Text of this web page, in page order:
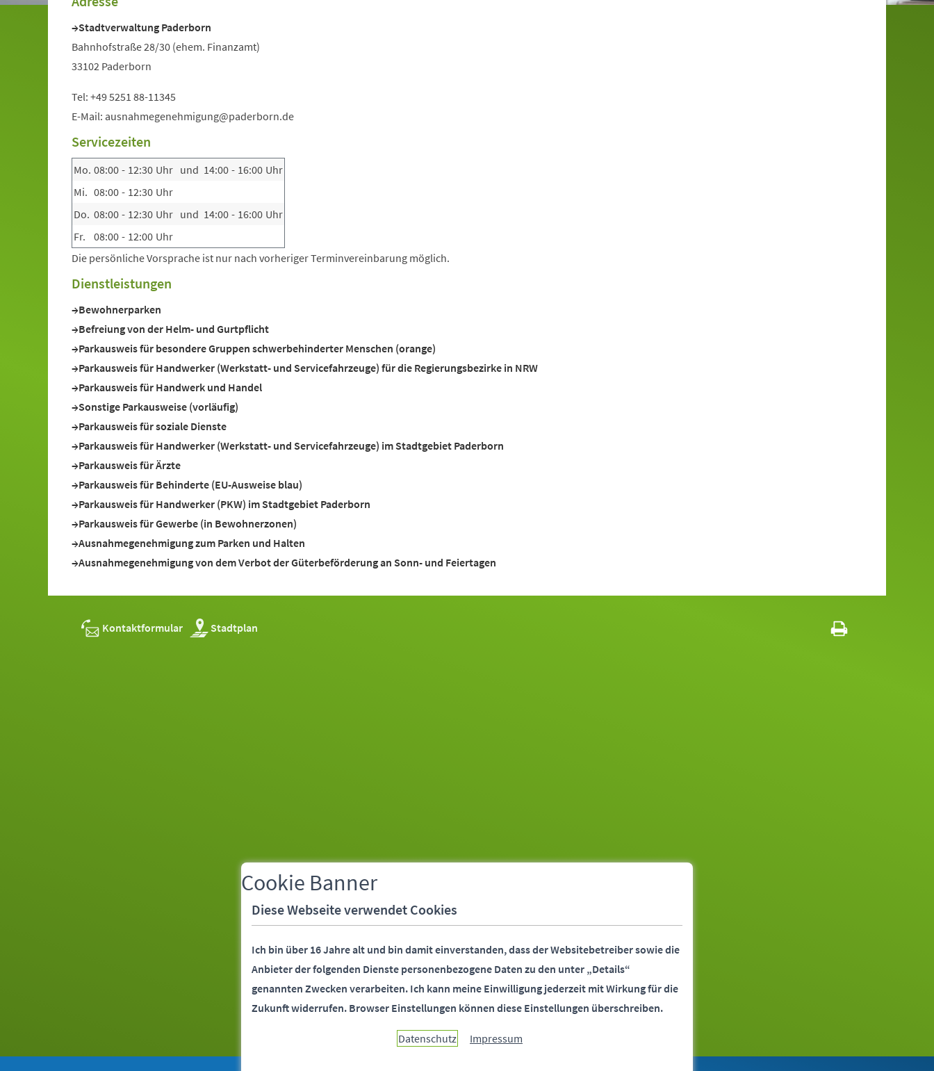
Stadtverwaltung Paderborn
Bahnhofstraße 28/30 (ehem. Finanzamt)
33102 Paderborn
Tel: +49 5251 88-11345
E-Mail: ausnahmegenehmigung@paderborn.de
Servicezeiten
Mo. 08:00 - 12:30 Uhr und 14:00 - 16:00 Uhr
Mi. 08:00 - 12:30 Uhr
Do. 08:00 - 12:30 Uhr und 14:00 - 16:00 Uhr
Fr.
08:00 - 12:00 Uhr
Die persönliche Vorsprache ist nur nach vorheriger Terminvereinbarung möglich.
Dienstleistungen
Bewohnerparken
Befreiung von der Helm- und Gurtpflicht
Parkausweis für besondere Gruppen schwerbehinderter Menschen (orange)
Parkausweis für Handwerker (Werkstatt- und Servicefahrzeuge) für die Regierungsbezirke in NRW
Parkausweis für Handwerk und Handel
Sonstige Parkausweise (vorläufig)
Parkausweis für soziale Dienste
Parkausweis für Handwerker (Werkstatt- und Servicefahrzeuge) im Stadtgebiet Paderborn
Parkausweis für Ärzte
Parkausweis für Behinderte (EU-Ausweise blau)
Parkausweis für Handwerker (PKW) im Stadtgebiet Paderborn
Parkausweis für Gewerbe (in Bewohnerzonen)
Ausnahmegenehmigung zum Parken und Halten
Ausnahmegenehmigung von dem Verbot der Güterbeförderung an Sonn- und Feiertagen
Kontaktformular Stadtplan
Cookie Banner
Diese Webseite verwendet Cookies
Ich bin über 16 Jahre alt und bin damit einverstanden, dass der Websitebetreiber sowie die
Anbieter der folgenden Dienste personenbezogene Daten zu den unter „Details“
genannten Zwecken verarbeiten. Ich kann meine Einwilligung jederzeit mit Wirkung für die
Zukunft widerrufen. Browser Einstellungen können diese Einstellungen überschreiben.
Datenschutz Impressum